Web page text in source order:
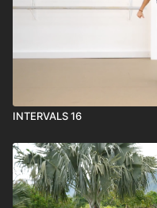
INTERVALS 16